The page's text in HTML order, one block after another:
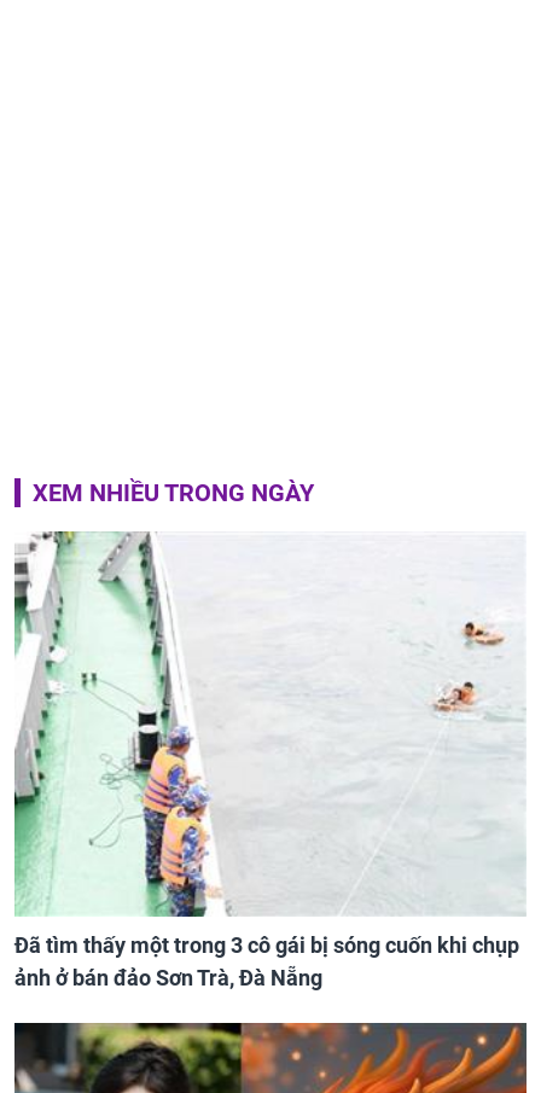
XEM NHIỀU TRONG NGÀY
Đã tìm thấy một trong 3 cô gái bị sóng cuốn khi chụp
ảnh ở bán đảo Sơn Trà, Đà Nẵng